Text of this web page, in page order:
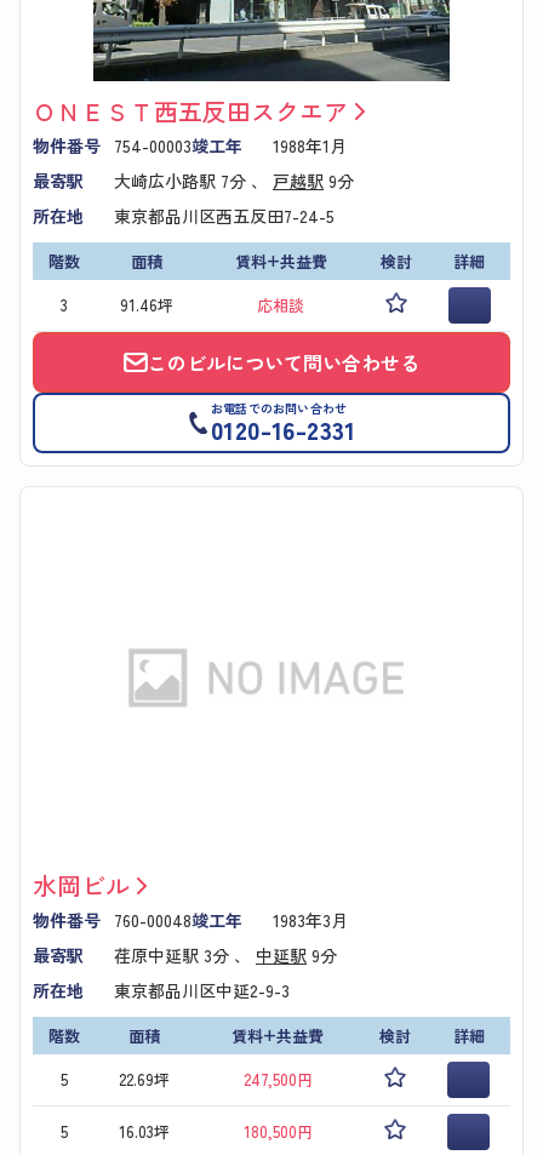
ＯＮＥＳＴ西五反田スクエア
物件番号 754-00003竣工年
1988年1月
最寄駅
大崎広小路駅 7分 、 戸越駅 9分
所在地
東京都品川区西五反田7-24-5
階数 面積 賃料+共益費 検討
詳細
3
91.46坪 応相談
このビルについて問い合わせる
お電話でのお問い合わせ
0120-16-2331
水岡ビル
物件番号 760-00048竣工年
1983年3月
最寄駅
荏原中延駅 3分 、 中延駅 9分
所在地
東京都品川区中延2-9-3
階数 面積 賃料+共益費 検討
詳細
5
22.69坪 247,500円
5 16.03坪 180,500円